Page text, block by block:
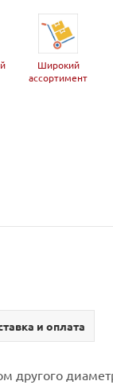
Широкий
ассортимент
и оплата
другого